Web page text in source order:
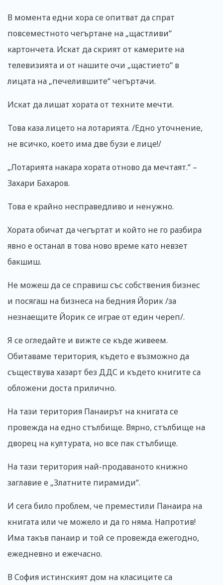
В момента едни хора се опитват да спрат
повсеместното чегъртане на „щастливи“
картончета. Искат да скрият от камерите на
телевизията и от нашите очи „щастието“ в
лицата на „печелившите“ чегъртачи.
Искат да лишат хората от техните мечти.
Това каза лицето на лотарията. /Едно уточнение,
не всичко, което има две бузи е лице!/
„Лотарията накара хората отново да мечтаят.“ –
Захари Бахаров.
Това е крайно несправедливо и ненужно.
Хората обичат да чегъртат и който не го разбира
явно е останал в това ново време като невзет
бакшиш.
Не можеш да се справиш със собствения бизнес
и посягаш на бизнеса на бедния Йорик /за
незнаещите Йорик се играе от един череп/.
Я се огледайте и вижте се къде живеем.
Обитаваме територия, където е възможно да
съществува хазарт без ДДС и където книгите са
обложени доста прилично.
На тази територия Панаирът на книгата се
провежда на едно стълбище. Вярно, стълбище на
дворец на културата, но все пак стълбище.
На тази територия най-продаваното книжно
заглавие е „Златните пирамиди“.
И сега било проблем, че преместили Панаира на
книгата или че можело и да го няма. Напротив!
Има такъв панаир и той се провежда ежегодно,
ежедневно и ежечасно.
В София истинският дом на класиците са